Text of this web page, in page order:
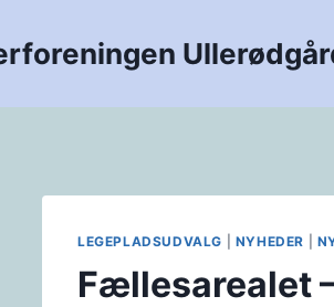
LEGEPLADSUDVALG NYHEDER
Fællesarealet